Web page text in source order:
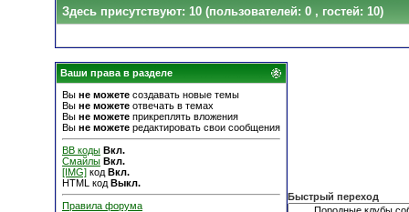
Здесь присутствуют: 10 (пользователей: 0 , гостей: 10)
Ваши права в разделе
Вы не можете создавать новые темы
Вы не можете отвечать в темах
Вы не можете прикреплять вложения
Вы не можете редактировать свои сообщения
BB коды Вкл.
Смайлы Вкл.
[IMG] код Вкл.
HTML код Выкл.
Правила форума
Быстрый переход